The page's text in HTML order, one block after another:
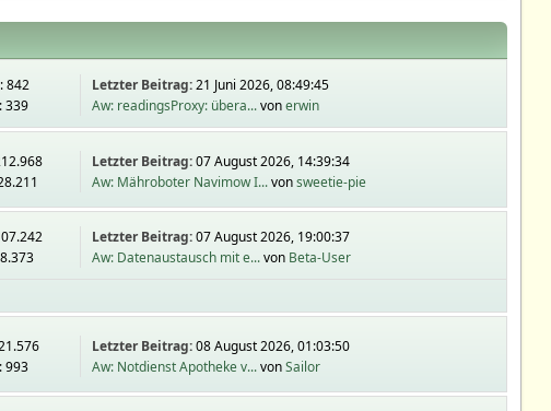
842
339
Letzter Beitrag:21 Juni 2026, 08:49:45
Aw: readingsProxy: übera...vonerwin
Letzter Beitrag:07 August 2026, 14:39:34
Aw: Mähroboter Navimow I...vonsweetie-pie
Letzter Beitrag:07 August 2026, 19:00:37
Aw: Datenaustausch mit e...von Beta-User
993
Letzter Beitrag:08 August 2026, 01:03:50
Aw: Notdienst Apotheke v...vonSailor